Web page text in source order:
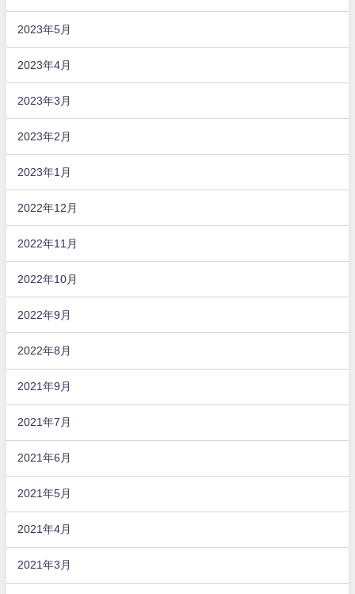
2023年5月
2023年4月
2023年3月
2023年2月
2023年1月
2022年12月
2022年11月
2022年10月
2022年9月
2022年8月
2021年9月
2021年7月
2021年6月
2021年5月
2021年4月
2021年3月